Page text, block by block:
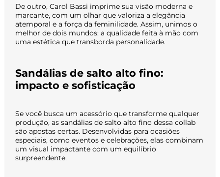
De outro, Carol Bassi imprime sua visão moderna e
marcante, com um olhar que valoriza a elegância
atemporal e a força da feminilidade. Assim, unimos o
melhor de dois mundos: a qualidade feita à mão com
uma estética que transborda personalidade.
Sandálias de salto alto fino:
impacto e sofisticação
Se você busca um acessório que transforme qualquer
produção, as sandálias de salto alto fino dessa collab
são apostas certas. Desenvolvidas para ocasiões
especiais, como eventos e celebrações, elas combinam
um visual impactante com um equilíbrio
surpreendente.